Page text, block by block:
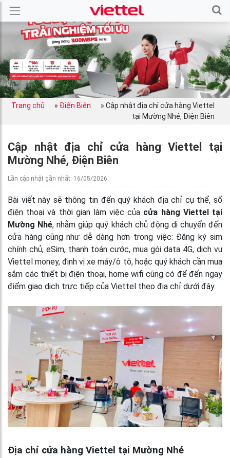
Trang chủ » Điện Biên » Cập nhật địa chỉ cửa hàng Viettel
tại Mường Nhé, Điện Biên
Cập nhật địa chỉ cửa hàng Viettel tại
Mường Nhé, Điện Biên
Lần cập nhật gần nhất: 16/05/2026
Bài viết này sẽ thông tin đến quý khách địa chỉ cụ thể, số
điện thoại và thời gian làm việc của cửa hàng Viettel tại
Mường Nhé, nhằm giúp quý khách chủ động di chuyển đến
cửa hàng cũng như dễ dàng hơn trong việc: Đăng ký sim
chính chủ, eSim, thanh toán cước, mua gói data 4G, dịch vụ
Viettel money, định vị xe máy/ô tô, hoặc quý khách cần mua
sắm các thiết bị điện thoại, home wifi cũng có để đến ngay
điểm giao dịch trực tiếp của Viettel theo địa chỉ dưới đây.
Địa chỉ cửa hàng Viettel tại Mường Nhé